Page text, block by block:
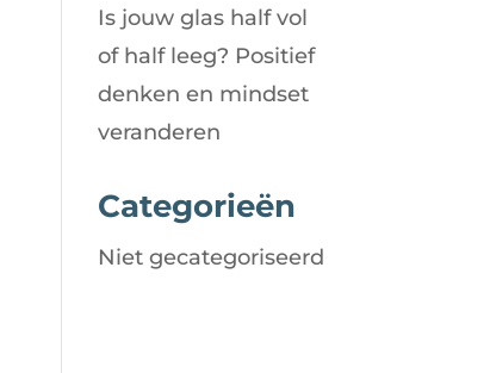
Is jouw glas half vol
of half leeg? Positief
denken en mindset
veranderen
Categorieën
Niet gecategoriseerd